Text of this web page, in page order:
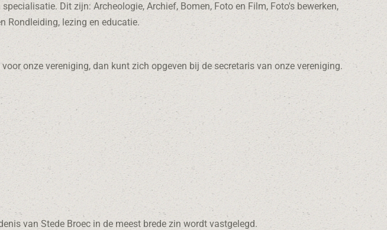
Dit zijn: Archeologie, Archief, Bomen, Foto en Film, Foto's bewerken,
Rondleiding, lezing en educatie.
onze vereniging, dan kunt zich opgeven bij de secretaris van onze vereniging.
van Stede Broec in de meest brede zin wordt vastgelegd.